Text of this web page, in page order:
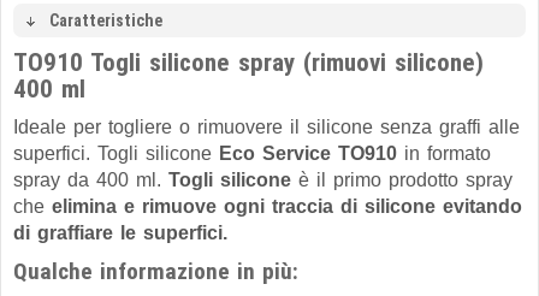
Caratteristiche
TO910 Togli silicone spray (rimuovi silicone)
400 ml
Ideale per togliere o rimuovere il silicone senza graffi alle
superfici. Togli silicone Eco Service TO910 in formato
spray da 400 ml. Togli silicone è il primo prodotto spray
che elimina e rimuove ogni traccia di silicone evitando
di graffiare le superfici.
Qualche informazione in più: